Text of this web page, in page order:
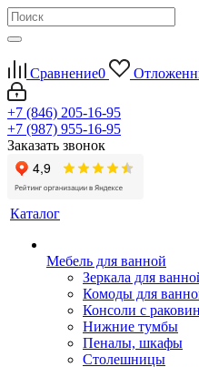
Сравнение0
+7 (846) 205-16-95
+7 (987) 955-16-95
Заказать звонок
Каталог
Мебель для ванной
Зеркала для
Комоды для
Консоли с
Нижние тумбы
Пеналы, шкафы
Столешницы